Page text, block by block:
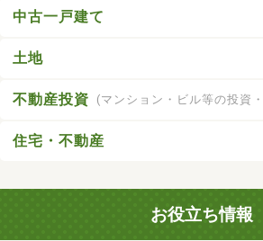
中古一戸建て
土地
不動産投資 (マンション・ビル等の投資
住宅・不動産
お役立ち情報